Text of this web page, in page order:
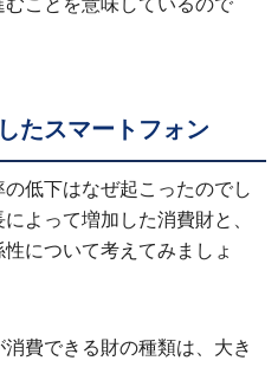
ことを意味しているので
たスマートフォン
低下はなぜ起こったのでし
よって増加した消費財と、
について考えてみましょ
費できる財の種類は、大き